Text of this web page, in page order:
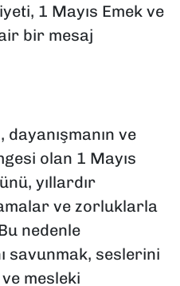
1 Mayıs Emek ve
bir mesaj
ve
olan 1 Mayıs
yıllardır
ve zorluklarla
nedenle
savunmak, seslerini
mesleki